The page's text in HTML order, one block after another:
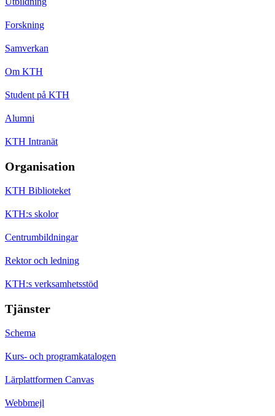
Forskning
Samverkan
Om KTH
Student på KTH
Alumni
KTH Intranät
Organisation
KTH Biblioteket
KTH:s skolor
Centrumbildningar
Rektor och ledning
KTH:s verksamhetsstöd
Tjänster
Schema
Kurs- och programkatalogen
Lärplattformen Canvas
Webbmejl